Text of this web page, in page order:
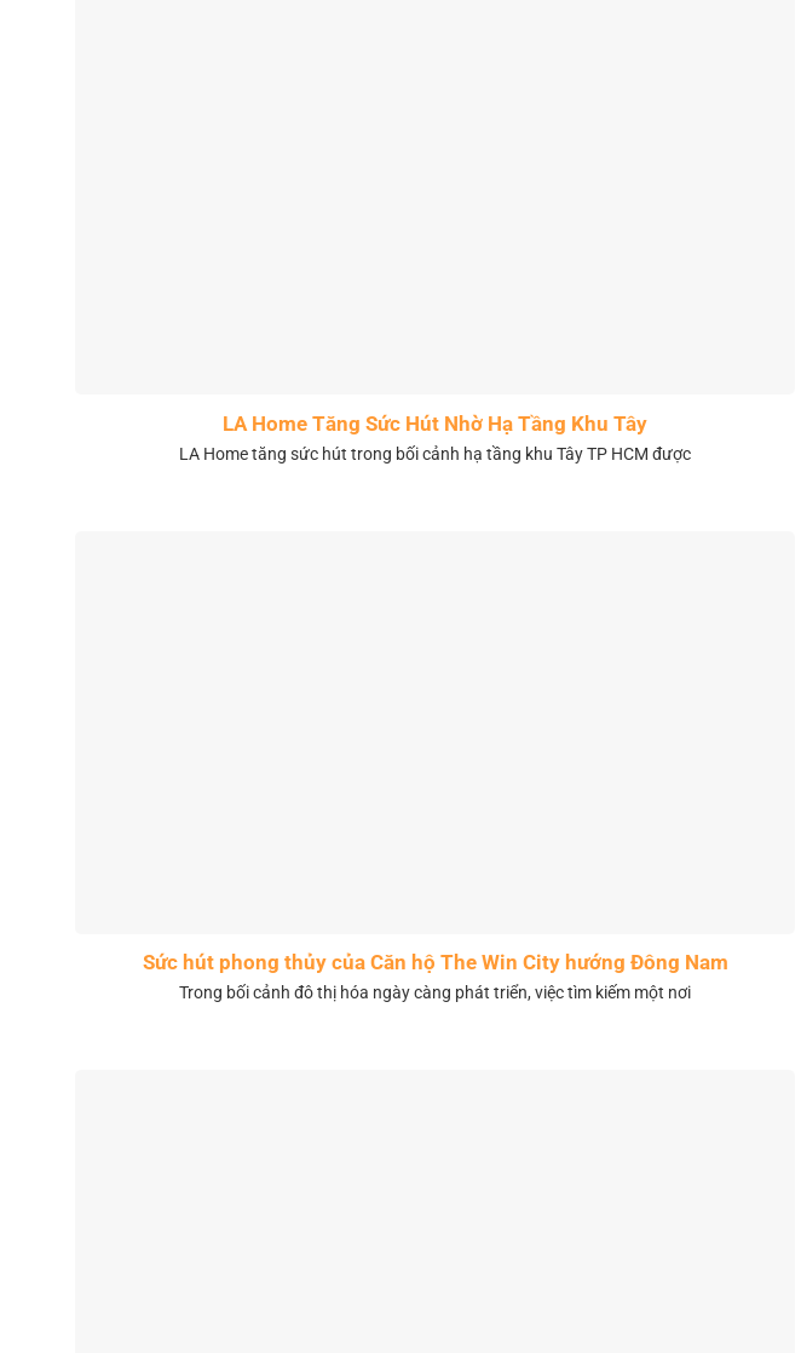
LA Home Tăng Sức Hút Nhờ Hạ Tầng Khu Tây
LA Home tăng sức hút trong bối cảnh hạ tầng khu Tây TP HCM được
Sức hút phong thủy của Căn hộ The Win City hướng Đông Nam
Trong bối cảnh đô thị hóa ngày càng phát triển, việc tìm kiếm một nơi